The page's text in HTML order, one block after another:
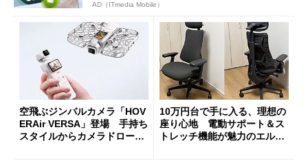
AD（ITmedia Mobile）
空飛ぶジンバルカメラ「HOV
ERAir VERSA」登場 手持ち
スタイルからカメラドローン
10万円台で手に入る、理想の
座り心地 電動サポート＆ス
トレッチ機能が魅力のエルゴ